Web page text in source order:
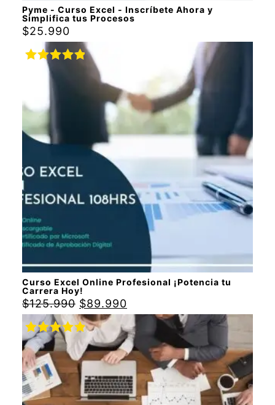
Pyme - Curso Excel - Inscríbete Ahora y
Simplifica tus Procesos
$25.990
Curso Excel Online Profesional ¡Potencia tu
Carrera Hoy!
Valorado
5.00
$125.990 $89.990
Valorado
con5.00de
5